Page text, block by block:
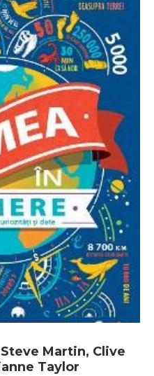
Martin, Clive
Taylor